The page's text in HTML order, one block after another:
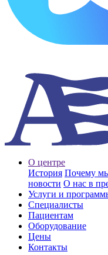
О центре
История Почему
новости О нас в
Услуги и
Специалисты
Пациентам
Оборудование
Цены
Контакты